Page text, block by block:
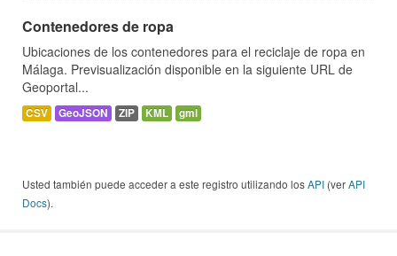
Contenedores de ropa
Ubicaciones de los contenedores para el reciclaje de ropa en
Málaga. Previsualización disponible en la siguiente URL de
Geoportal...
CSV GeoJSON ZIP KML gml
Usted también puede acceder a este registro utilizando losAPI (verAPI
Docs).